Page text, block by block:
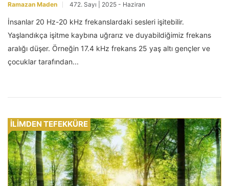
Ramazan Maden 472. Sayı | 2025 - Haziran
İnsanlar 20 Hz-20 kHz frekanslardaki sesleri işitebilir.
Yaşlandıkça işitme kaybına uğrarız ve duyabildiğimiz frekans
aralığı düşer. Örneğin 17.4 kHz frekans 25 yaş altı gençler ve
çocuklar tarafından...
İLİMDEN TEFEKKÜRE